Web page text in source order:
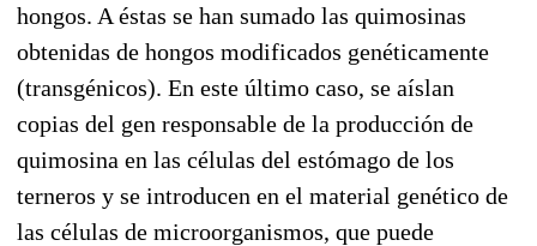
hongos. A éstas se han sumado las quimosinas
obtenidas de hongos modificados genéticamente
(transgénicos). En este último caso, se aíslan
copias del gen responsable de la producción de
quimosina en las células del estómago de los
terneros y se introducen en el material genético de
las células de microorganismos, que puede